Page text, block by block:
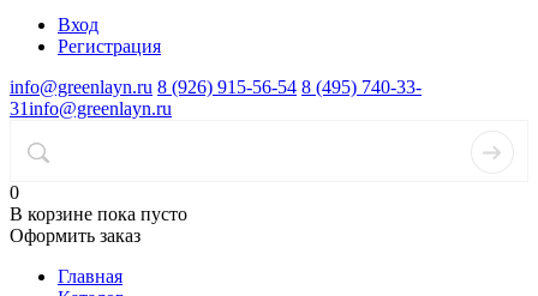
Вход
Регистрация
info@greenlayn.ru 8 (926) 915-56-54 8 (495) 740-33-
31info@greenlayn.ru
0
В корзине пока пусто
Оформить заказ
Главная